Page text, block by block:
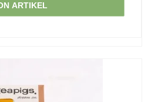
ARTIKEL